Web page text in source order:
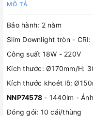
MÔ TẢ
Bảo hành: 2 năm
Slim Downlight tròn -
Công suất 18W - 220V
Kích thước: Ø170mm/H:
Kích thước khoét lỗ:
NNP74578 - 1440lm -
Đóng gói: 10 cái/thùng